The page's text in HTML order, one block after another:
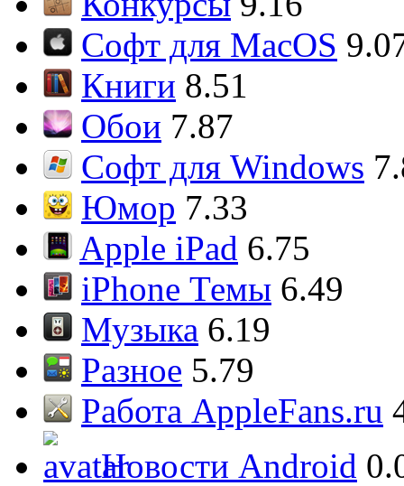
Софт для MacOS
Книги 8.51
Обои 7.87
Софт для Windows
Юмор 7.33
Apple iPad 6.75
iPhone Темы 6.49
Музыка 6.19
Разное 5.79
Работа AppleFans.ru
Новости Android